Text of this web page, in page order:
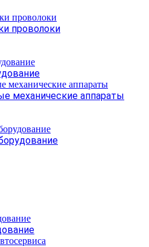
проволоки
механические аппараты